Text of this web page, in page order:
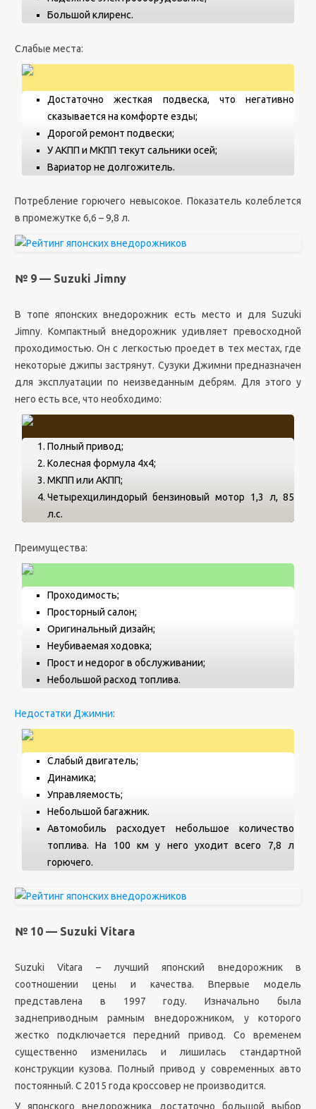
Большой клиренс.
Слабые места:
Достаточно жесткая подвеска, что негативно
сказывается на комфорте езды;
Дорогой ремонт подвески;
У АКПП и МКПП текут сальники осей;
Вариатор не долгожитель.
Потребление горючего невысокое. Показатель колеблется
в промежутке 6,6 – 9,8 л.
№ 9 — Suzuki Jimny
В топе японских внедорожник есть место и для Suzuki
Jimny. Компактный внедорожник удивляет превосходной
проходимостью. Он с легкостью проедет в тех местах, где
некоторые джипы застрянут. Сузуки Джимни предназначен
для эксплуатации по неизведанным дебрям. Для этого у
него есть все, что необходимо:
Полный привод;
Колесная формула 4х4;
МКПП или АКПП;
Четырехцилиндорый бензиновый мотор 1,3 л, 85
л.с.
Преимущества:
Проходимость;
Просторный салон;
Оригинальный дизайн;
Неубиваемая ходовка;
Прост и недорог в обслуживании;
Небольшой расход топлива.
Недостатки Джимни:
Слабый двигатель;
Динамика;
Управляемость;
Небольшой багажник.
Автомобиль расходует небольшое количество
топлива. На 100 км у него уходит всего 7,8 л
горючего.
№ 10 — Suzuki Vitara
Suzuki Vitara – лучший японский внедорожник в
соотношении цены и качества. Впервые модель
представлена в 1997 году. Изначально была
заднеприводным рамным внедорожником, у которого
жестко подключается передний привод. Со временем
существенно изменилась и лишилась стандартной
конструкции кузова. Полный привод у современных авто
постоянный. С 2015 года кроссовер не производится.
У японского внедорожника достаточно большой выбор